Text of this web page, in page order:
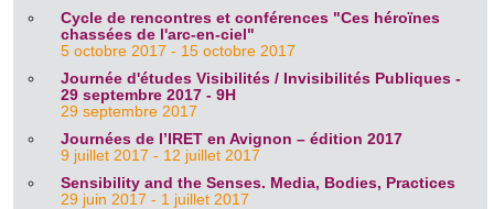
Cycle de rencontres et conférences "Ces héroïnes
chassées de l'arc-en-ciel"
5 octobre 2017 - 15 octobre 2017
Journée d'études Visibilités / Invisibilités Publiques -
29 septembre 2017 - 9H
29 septembre 2017
Journées de l’IRET en Avignon – édition 2017
9 juillet 2017 - 12 juillet 2017
Sensibility and the Senses. Media, Bodies, Practices
29 juin 2017 - 1 juillet 2017